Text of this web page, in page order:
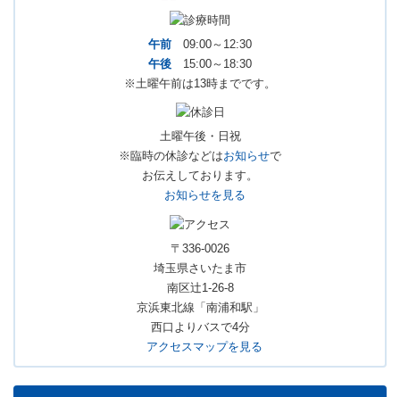
午前 09:00～12:30
午後 15:00～18:30
※土曜午前は13時までです。
土曜午後・日祝
※臨時の休診などはお知らせで
お伝えしております。
お知らせを見る
〒336-0026
埼玉県さいたま市
南区辻1-26-8
京浜東北線「南浦和駅」
西口よりバスで4分
アクセスマップを見る